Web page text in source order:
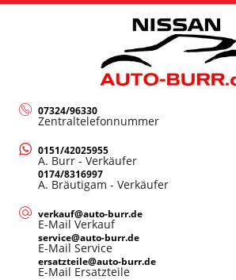
07324/96330
Zentraltelefonnummer
0151/42025955
A. Burr - Verkäufer
0174/8316997
A. Bräutigam - Verkäufer
verkauf@auto-burr.de
E-Mail Verkauf
service@auto-burr.de
E-Mail Service
ersatzteile@auto-burr.de
E-Mail Ersatzteile